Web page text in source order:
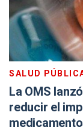
SALUD
La OMS
reducir el